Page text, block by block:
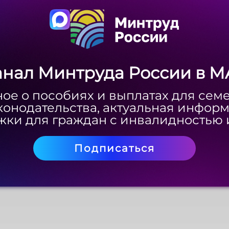
Минтруда России в
о пособиях и выплатах для
актуальная
для граждан с инвалидностью
Подписаться
Минтруда России в
о пособиях и выплатах для
актуальная
для граждан с инвалидностью
Подписаться